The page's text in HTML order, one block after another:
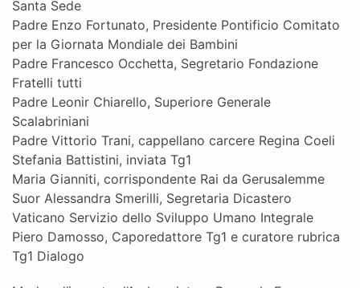
Santa Sede
Padre Enzo Fortunato, Presidente Pontificio Comitato
per la Giornata Mondiale dei Bambini
Padre Francesco Occhetta, Segretario Fondazione
Fratelli tutti
Padre Leonir Chiarello, Superiore Generale
Scalabriniani
Padre Vittorio Trani, cappellano carcere Regina Coeli
Stefania Battistini, inviata Tg1
Maria Gianniti, corrispondente Rai da Gerusalemme
Suor Alessandra Smerilli, Segretaria Dicastero
Vaticano Servizio dello Sviluppo Umano Integrale
Piero Damosso, Caporedattore Tg1 e curatore rubrica
Tg1 Dialogo